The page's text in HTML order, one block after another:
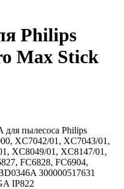
Philips
Max Stick
для пылесоса Philips
XC7042/01, XC7043/01,
XC8049/01, XC8147/01,
FC6828, FC6904,
300000517631
IP822